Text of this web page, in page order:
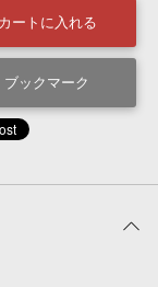
型 ボーカル・エディタ
・セリフを音声分離
カートに入れる
ブックマーク